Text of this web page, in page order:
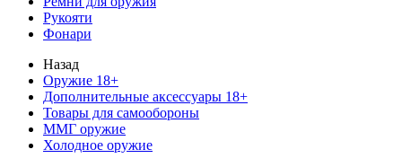
Рукояти
Фонари
Назад
Оружие 18+
Дополнительные аксессуары 18+
Товары для самообороны
ММГ оружие
Холодное оружие